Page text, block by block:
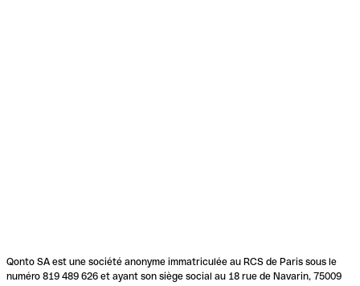
Qonto SA est une société anonyme immatriculée au RCS de Paris sous le
numéro 819 489 626 et ayant son siège social au 18 rue de Navarin, 75009